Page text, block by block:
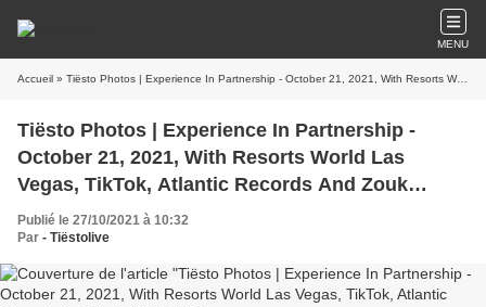
MENU
Accueil » Tiësto Photos | Experience In Partnership - October 21, 2021, With Resorts World Las Vegas, TikTok, Atlantic Records And Zouk Nightclub
Tiësto Photos | Experience In Partnership -
October 21, 2021, With Resorts World Las
Vegas, TikTok, Atlantic Records And Zouk
Nightclub
Publié le 27/10/2021 à 10:32
Par - Tiëstolive